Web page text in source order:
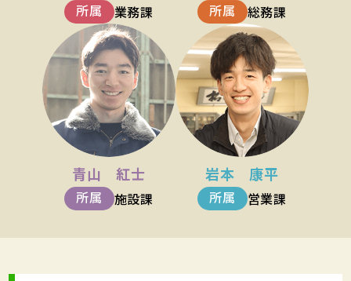
所属 業務課 所属 総務課
青山 紅士
所属 施設課
岩本 康平
所属 営業課